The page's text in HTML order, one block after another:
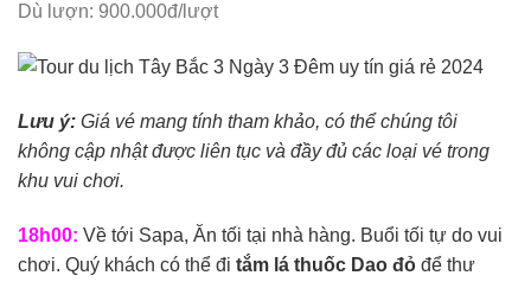
Dù lượn: 900.000đ/lượt
Lưu ý: Giá vé mang tính tham khảo, có thể chúng tôi
không cập nhật được liên tục và đầy đủ các loại vé trong
khu vui chơi.
18h00: Về tới Sapa, Ăn tối tại nhà hàng. Buổi tối tự do vui
chơi. Quý khách có thể đi tắm lá thuốc Dao đỏ để thư